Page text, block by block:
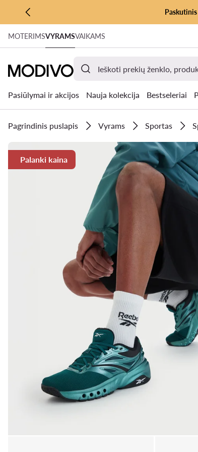
PEREITI PRIE PAGRINDINIO TURINIO
PEREITI Į PAIEŠKĄ
MOTERIMSVYRAMSVAIKAMS
Pasiūlymai ir akcijos Nauja kolekcija Bestseleriai
Pagrindinis puslapis Vyrams Sportas
Palanki kaina